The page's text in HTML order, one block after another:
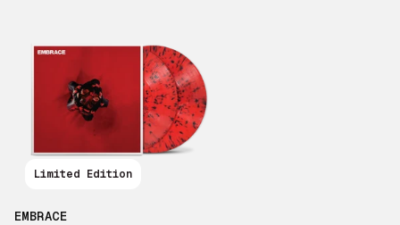
Limited Edition
EMBRACE